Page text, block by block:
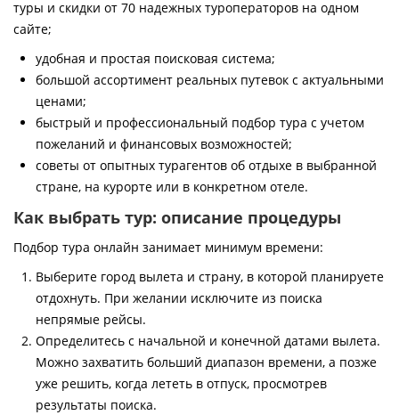
туры и скидки от 70 надежных туроператоров на одном
сайте;
удобная и простая поисковая система;
большой ассортимент реальных путевок с актуальными
ценами;
быстрый и профессиональный подбор тура с учетом
пожеланий и финансовых возможностей;
советы от опытных турагентов об отдыхе в выбранной
стране, на курорте или в конкретном отеле.
Как выбрать тур: описание процедуры
Подбор тура онлайн занимает минимум времени:
Выберите город вылета и страну, в которой планируете
отдохнуть. При желании исключите из поиска
непрямые рейсы.
Определитесь с начальной и конечной датами вылета.
Можно захватить больший диапазон времени, а позже
уже решить, когда лететь в отпуск, просмотрев
результаты поиска.